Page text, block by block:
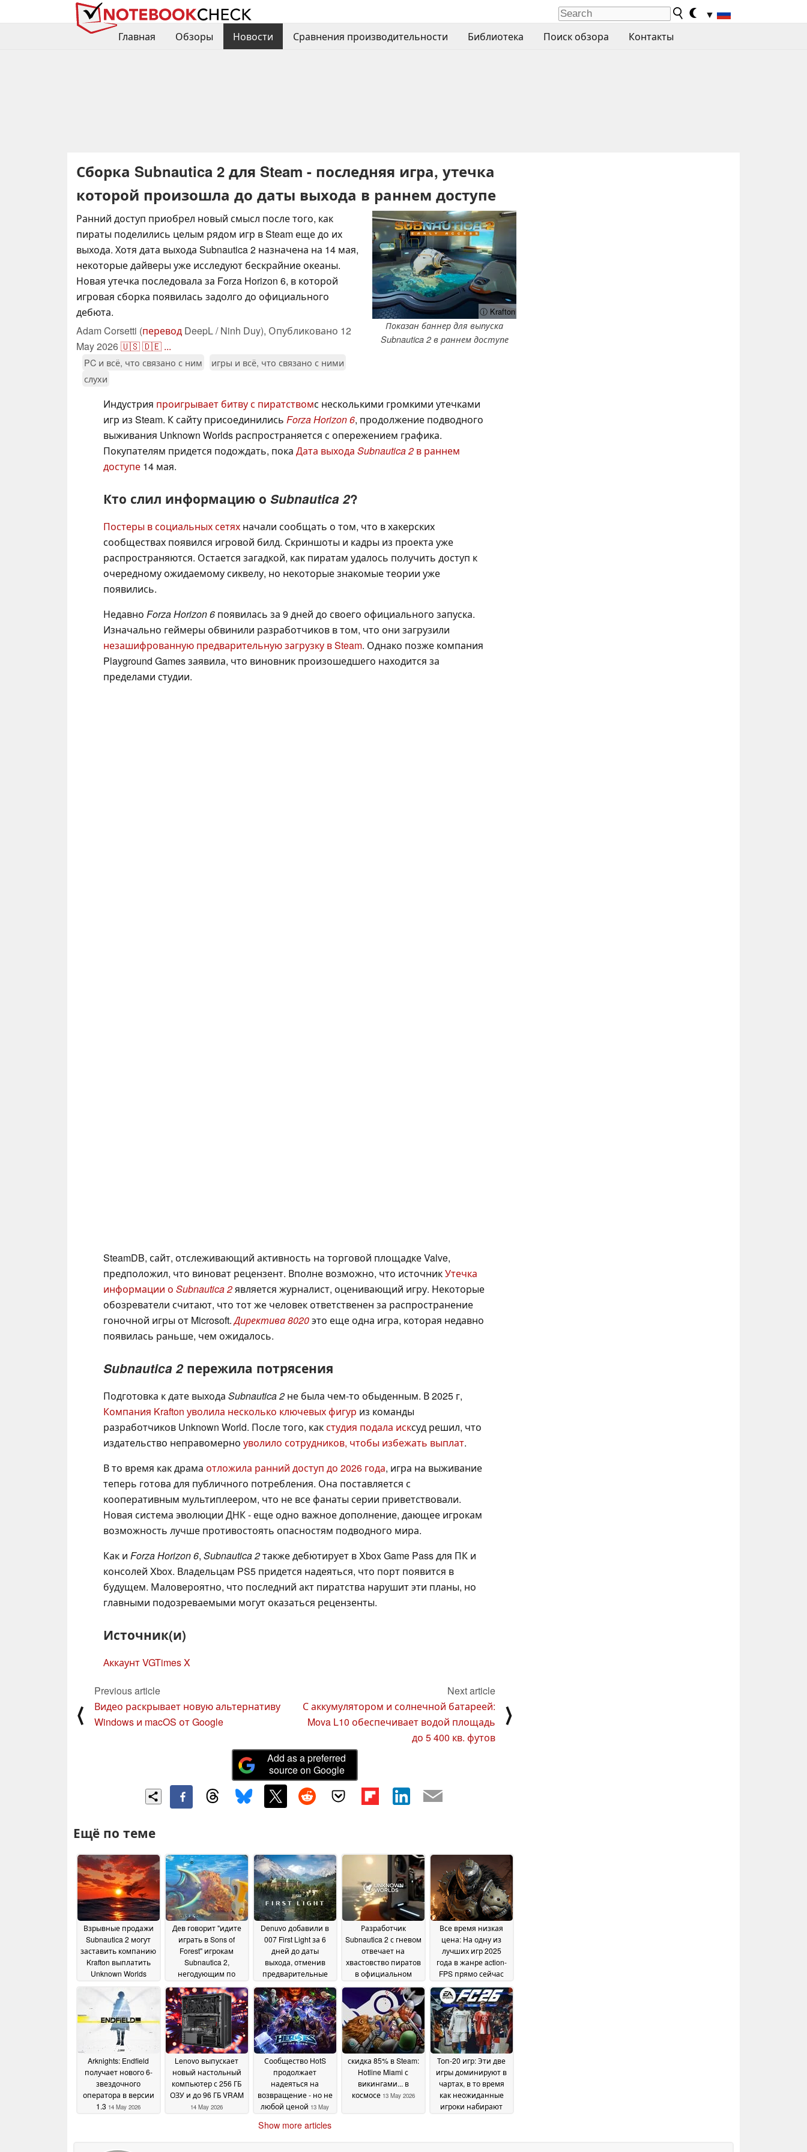
▼
Главная
Обзоры Новости Сравнения производительности Библиотека Поиск обзора Контакты
Сборка Subnautica 2 для Steam - последняя игра, утечка
которой произошла до даты выхода в раннем доступе
ⓘ Krafton
Показан баннер для выпуска
Subnautica 2 в раннем доступе
Ранний доступ приобрел новый смысл после того, как
пираты поделились целым рядом игр в Steam еще до их
выхода. Хотя дата выхода Subnautica 2 назначена на 14 мая,
некоторые дайверы уже исследуют бескрайние океаны.
Новая утечка последовала за Forza Horizon 6, в которой
игровая сборка появилась задолго до официального
дебюта.
Adam Corsetti (перевод DeepL / Ninh Duy), Опубликовано 12
May 2026🇺🇸🇩🇪 ...
PC и всё, что связано с ним
игры и всё, что связано с ними
слухи
Индустрия проигрывает битву с пиратствомс несколькими громкими утечками
игр из Steam. К сайту присоединились Forza Horizon 6, продолжение подводного
выживания Unknown Worlds распространяется с опережением графика.
Покупателям придется подождать, пока Дата выхода Subnautica 2 в раннем
доступе 14 мая.
Кто слил информацию о Subnautica 2?
Постеры в социальных сетях начали сообщать о том, что в хакерских
сообществах появился игровой билд. Скриншоты и кадры из проекта уже
распространяются. Остается загадкой, как пиратам удалось получить доступ к
очередному ожидаемому сиквелу, но некоторые знакомые теории уже
появились.
Недавно Forza Horizon 6 появилась за 9 дней до своего официального запуска.
Изначально геймеры обвинили разработчиков в том, что они загрузили
незашифрованную предварительную загрузку в Steam. Однако позже компания
Playground Games заявила, что виновник произошедшего находится за
пределами студии.
SteamDB, сайт, отслеживающий активность на торговой площадке Valve,
предположил, что виноват рецензент. Вполне возможно, что источникУтечка
информации о Subnautica 2является журналист, оценивающий игру. Некоторые
обозреватели считают, что тот же человек ответственен за распространение
гоночной игры от Microsoft.Директива 8020это еще одна игра, которая недавно
появилась раньше, чем ожидалось.
Subnautica 2пережила потрясения
Подготовка к дате выхода Subnautica 2 не была чем-то обыденным. В 2025 г,
Компания Krafton уволила несколько ключевых фигур из команды
разработчиков Unknown World. После того, какстудия подала исксуд решил, что
издательство неправомерно уволило сотрудников, чтобы избежать выплат.
В то время как драма отложила ранний доступ до 2026 года, игра на выживание
теперь готова для публичного потребления. Она поставляется с
кооперативным мультиплеером, что не все фанаты серии приветствовали.
Новая система эволюции ДНК - еще одно важное дополнение, дающее игрокам
возможность лучше противостоять опасностям подводного мира.
Как и Forza Horizon 6, Subnautica 2также дебютирует в Xbox Game Pass для ПК и
консолей Xbox. Владельцам PS5 придется надеяться, что порт появится в
будущем. Маловероятно, что последний акт пиратства нарушит эти планы, но
главными подозреваемыми могут оказаться рецензенты.
Источник(и)
Аккаунт VGTimes X
⟨
Previous article
Видео раскрывает новую альтернативу
Windows и macOS от Google
Next article
С аккумулятором и солнечной батареей:
Mova L10 обеспечивает водой площадь
до 5 400 кв. футов
⟩
Add as a preferred
source on Google
Ещё по теме
Взрывные продажи
Subnautica 2 могут
заставить компанию
Krafton выплатить
Unknown Worlds
миллионов долларов
по решению суда
02
June 2026
Дев говорит "идите
играть в Sons of
Forest" игрокам
Subnautica 2,
негодующим по
оружия23 May 2026
Denuvo добавили в
007 First Light за 6
дней до даты
выхода, отменив
предварительные
22 May 2026
Разработчик
Subnautica 2 с гневом
отвечает на
хвастовство пиратов
в официальном
19 May 2026
Все время низкая
цена: На одну из
лучших игр 2025
года в жанре action-
FPS прямо сейчас
67% в Steam14 May
2026
Arknights: Endfield
получает нового 6-
звездочного
оператора в версии
1.3 14 May 2026
Lenovo выпускает
новый настольный
компьютер с 256 ГБ
ОЗУ и до 96 ГБ VRAM
14 May 2026
Сообщество HotS
продолжает
надеяться на
возвращение - но не
любой ценой 13 May
скидка 85% в Steam:
Hotline Miami с
викингами... в
космосе 13 May 2026
Топ-20 игр: Эти две
игры доминируют в
чартах, в то время
как неожиданные
игроки набирают
Show more articles